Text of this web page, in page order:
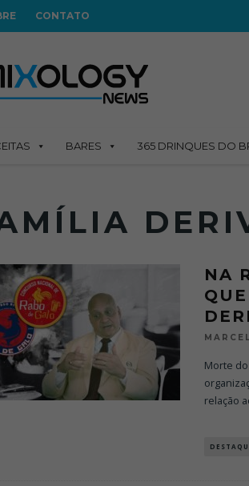
CONTATO
BARES 365 DRINQUES DO
NA
Morte
relação